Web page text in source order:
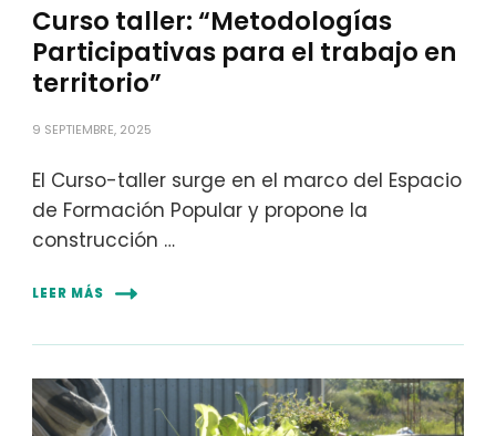
Curso taller: “Metodologías
Participativas para el trabajo en
territorio”
9 SEPTIEMBRE, 2025
El Curso-taller surge en el marco del Espacio
de Formación Popular y propone la
construcción …
LEER MÁS